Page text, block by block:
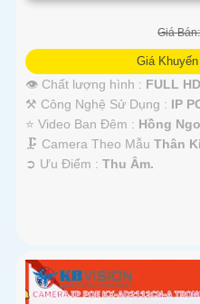
Giá
Giá
👁 Chất lượng hình : FULL
⚒ Công Nghệ Sử Dụng : IP
⭐ Video Ban Đêm : Hồng
🗜️ Camera Theo Mẫu Thân
️➲ Ưu Điểm : Thu Âm.